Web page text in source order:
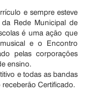
e sempre esteve
Rede Municipal de
é uma ação que
e o Encontro
pelas corporações
ensino.
e todas as bandas
Certificado.